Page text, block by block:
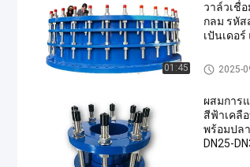
01:45
วาล์วเชื่
กลม รหัส
เปันเดอ
สายต่อกา
2025-
ผสมการ
สีฟ้าเคลื
พร้อมปล
DN25-